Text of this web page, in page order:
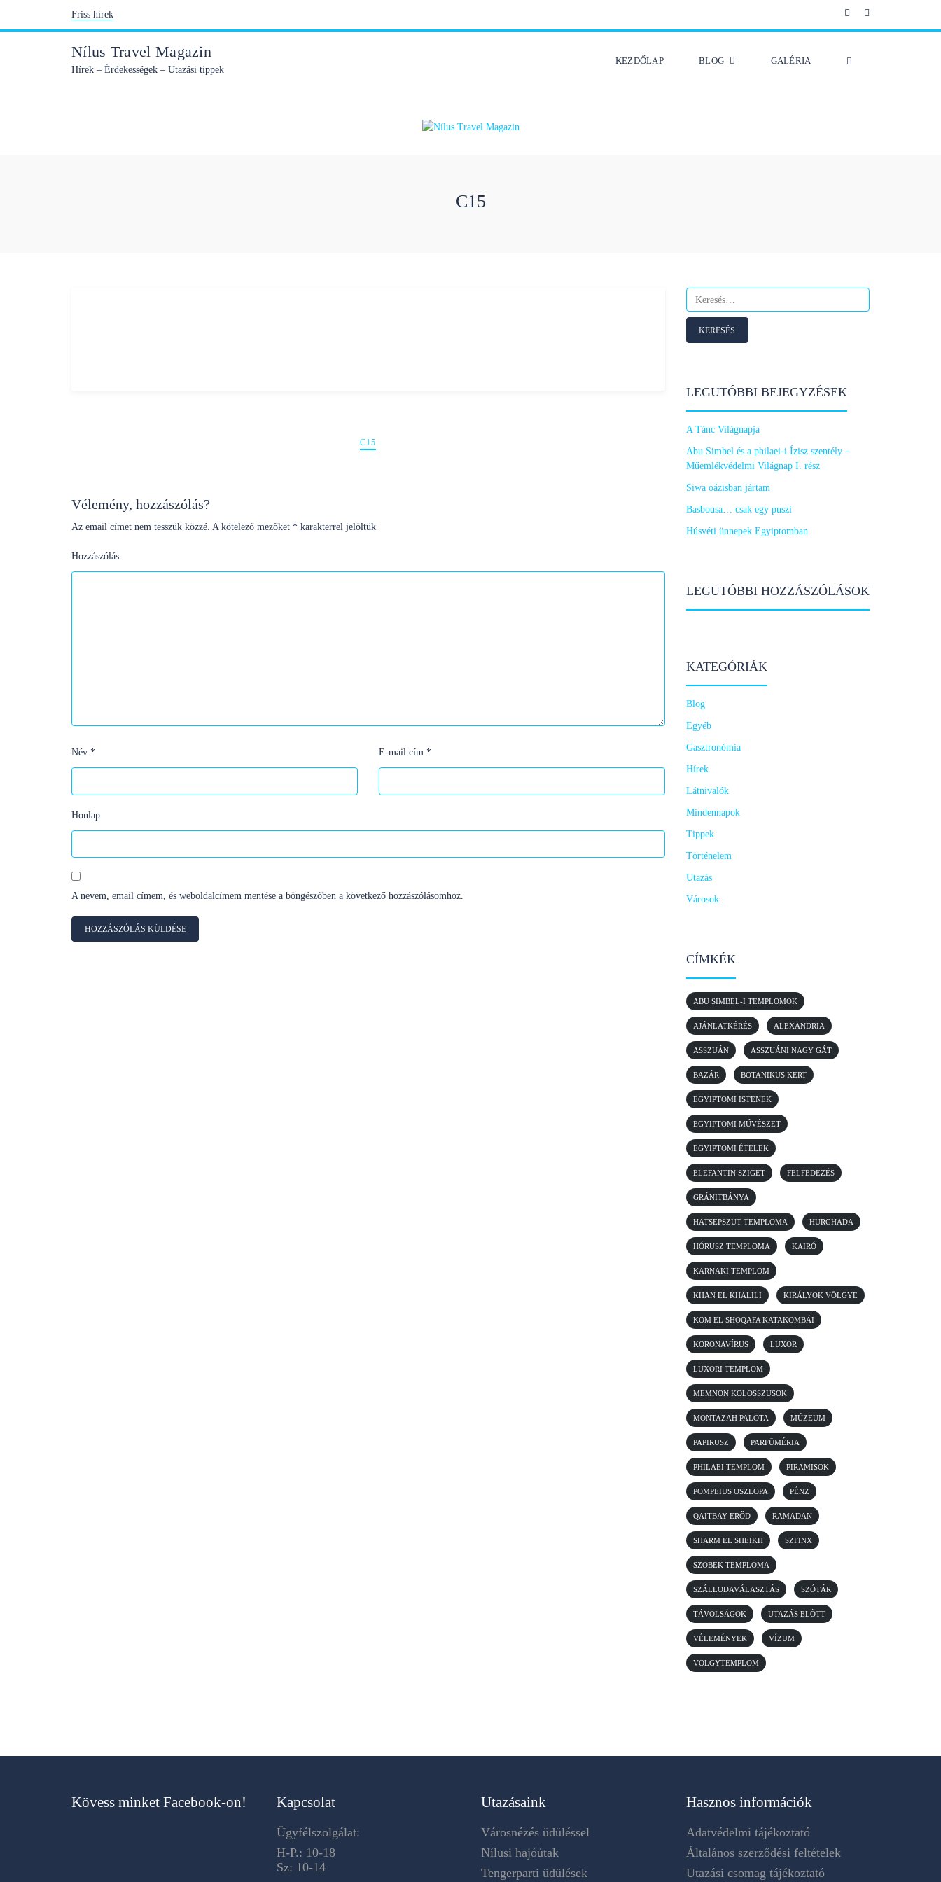
Friss hírek
Nílus Travel Magazin
Hírek – Érdekességek – Utazási tippek
KEZDŐLAP BLOG GALÉRIA
C15
C15
Vélemény, hozzászólás?
Az email címet nem tesszük közzé. A kötelező mezőket * karakterrel jelöltük
Hozzászólás
Név * E-mail cím *
Honlap
A nevem, email címem, és weboldalcímem mentése a böngészőben a következő hozzászólásomhoz.
Keresés:
LEGUTÓBBI BEJEGYZÉSEK
A Tánc Világnapja
Abu Simbel és a philaei-i Ízisz szentély –
Műemlékvédelmi Világnap I. rész
Siwa oázisban jártam
Basbousa… csak egy puszi
Húsvéti ünnepek Egyiptomban
LEGUTÓBBI HOZZÁSZÓLÁSOK
KATEGÓRIÁK
Blog
Egyéb
Gasztronómia
Hírek
Látnivalók
Mindennapok
Tippek
Történelem
Utazás
Városok
CÍMKÉK
ABU SIMBEL-I TEMPLOMOK
AJÁNLATKÉRÉS ALEXANDRIA
ASSZUÁN ASSZUÁNI NAGY GÁT
BAZÁR BOTANIKUS KERT
EGYIPTOMI ISTENEK
EGYIPTOMI MŰVÉSZET
EGYIPTOMI ÉTELEK
ELEFANTIN SZIGET FELFEDEZÉS
GRÁNITBÁNYA
HATSEPSZUT TEMPLOMA HURGHADA
HÓRUSZ TEMPLOMA KAIRÓ
KARNAKI TEMPLOM
KHAN EL KHALILI KIRÁLYOK VÖLGYE
KOM EL SHOQAFA KATAKOMBÁI
KORONAVÍRUS LUXOR
LUXORI TEMPLOM
MEMNON KOLOSSZUSOK
MONTAZAH PALOTA MÚZEUM
PAPIRUSZ PARFÜMÉRIA
PHILAEI TEMPLOM PIRAMISOK
POMPEIUS OSZLOPA PÉNZ
QAITBAY ERŐD RAMADAN
SHARM EL SHEIKH SZFINX
SZOBEK TEMPLOMA
SZÁLLODAVÁLASZTÁS SZÓTÁR
TÁVOLSÁGOK UTAZÁS ELŐTT
VÉLEMÉNYEK VÍZUM
VÖLGYTEMPLOM
Kövess minket Facebook-on! Kapcsolat
Ügyfélszolgálat:
H-P.: 10-18
Sz: 10-14
Utazásaink
Városnézés üdüléssel
Nílusi hajóútak
Tengerparti üdülések
Hasznos információk
Adatvédelmi tájékoztató
Általános szerződési feltételek
Utazási csomag tájékoztató